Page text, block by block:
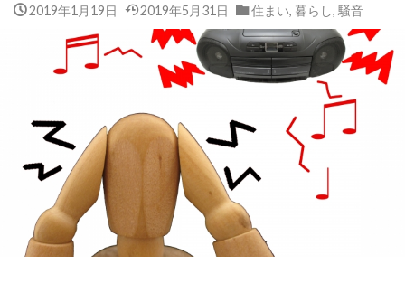
2019年1月19日 2019年5月31日 住まい, 暮らし, 騒音